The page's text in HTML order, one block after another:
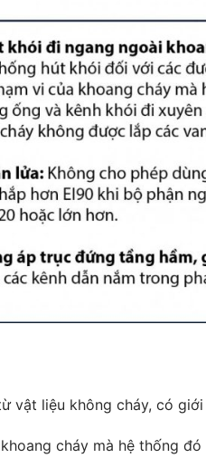
liệu không cháy, có
cháy mà hệ thống